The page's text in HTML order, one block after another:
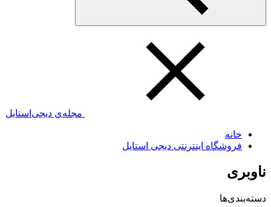
مجله‌ی دیجی‌استایل
خانه
فروشگاه اینترنتی دیجی استایل
ناوبری
دسته‌بندی‌ها